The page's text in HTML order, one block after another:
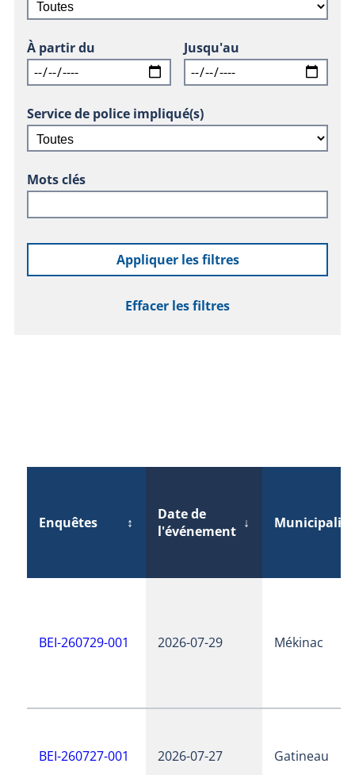
À partir du Jusqu'au
Service de police impliqué(s)
Mots clés
Appliquer les filtres
Effacer les filtres
Enquêtes ↕
Date de
l'événement ↓ Municipalité
BEI-260729-001 2026-07-29 Mékinac
BEI-260727-001 2026-07-27 Gatineau